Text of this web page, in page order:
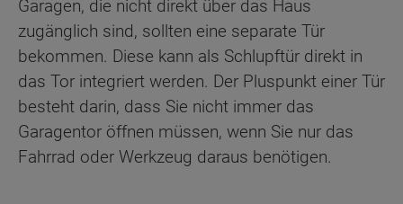
Garagen, die nicht direkt über das Haus
zugänglich sind, sollten eine separate Tür
bekommen. Diese kann als Schlupftür direkt in
das Tor integriert werden. Der Pluspunkt einer Tür
besteht darin, dass Sie nicht immer das
Garagentor öffnen müssen, wenn Sie nur das
Fahrrad oder Werkzeug daraus benötigen.